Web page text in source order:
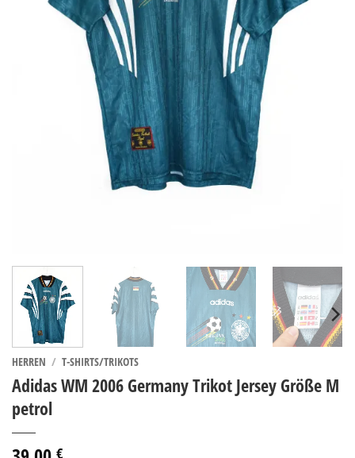
HERREN / T-SHIRTS/TRIKOTS
Adidas WM 2006 Germany Trikot Jersey Größe M
petrol
€